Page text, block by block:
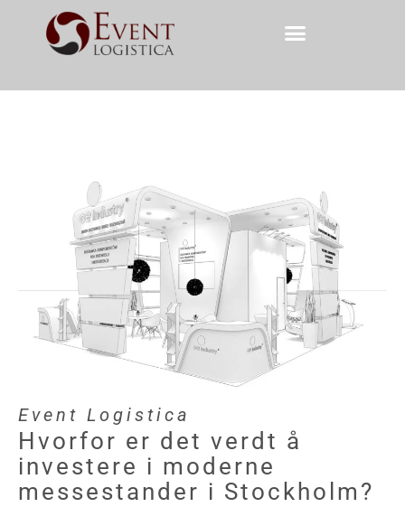
Event Logistica
Hvorfor er det verdt å
investere i moderne
messestander i Stockholm?